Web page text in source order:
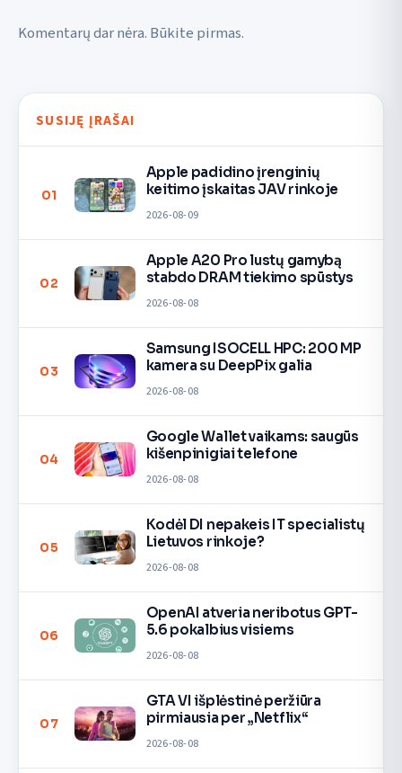
Komentarų dar nėra. Būkite pirmas.
SUSIJĘ ĮRAŠAI
01
Apple padidino įrenginių
keitimo įskaitas JAV rinkoje
2026-08-09
02
Apple A20 Pro lustų gamybą
stabdo DRAM tiekimo spūstys
2026-08-08
03
Samsung ISOCELL HPC: 200 MP
kamera su DeepPix galia
2026-08-08
04
Google Wallet vaikams: saugūs
kišenpinigiai telefone
2026-08-08
05
Kodėl DI nepakeis IT specialistų
Lietuvos rinkoje?
2026-08-08
06
OpenAI atveria neribotus GPT-
5.6 pokalbius visiems
2026-08-08
07
GTA VI išplėstinė peržiūra
pirmiausia per „Netflix“
2026-08-08